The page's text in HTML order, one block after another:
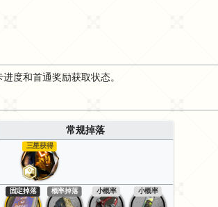
度和首通奖励获取状态。
常规掉落
三星获得
固定掉落 概率掉落 小概率 小概率